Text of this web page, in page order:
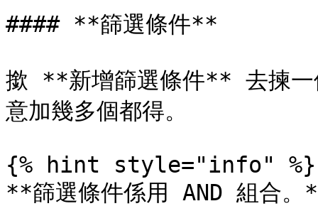
#### **篩選條件**
撳 **新增篩選條件** 去揀一
意加幾多個都得。
{% hint style="info" %}
**篩選條件係用 AND 組合